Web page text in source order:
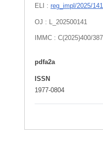
ELI : reg_impl/2025/
OJ : L_202500141
IMMC : C(2025)400/
pdfa2a
ISSN
1977-0804